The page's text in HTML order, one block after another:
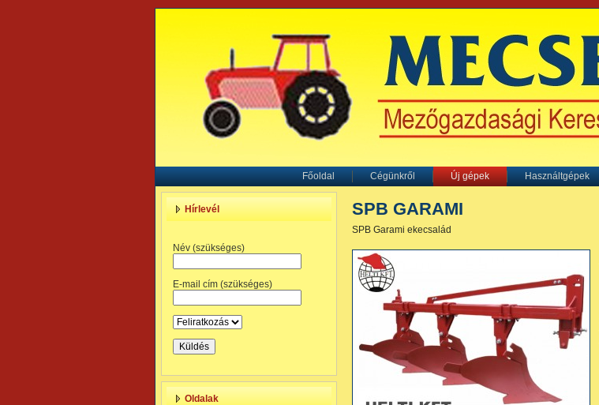
Főoldal Cégünkről Új gépek Használtgépek
Hírlevél
Név (szükséges)
E-mail cím (szükséges)
Oldalak
SPB GARAMI
SPB Garami ekecsalád